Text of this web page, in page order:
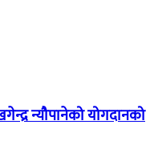
न्यौपानेको योगदानको